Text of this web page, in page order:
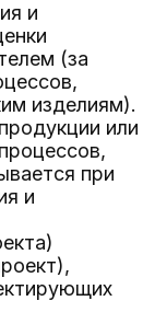
и
(за
изделиям).
или
при
и